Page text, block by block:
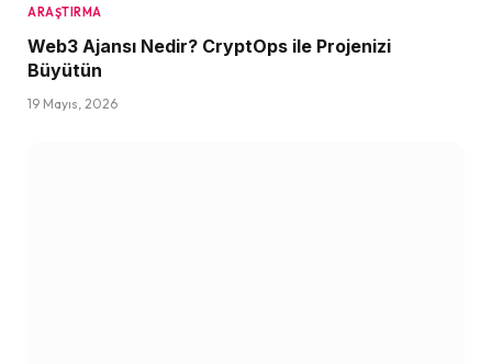
ARAŞTIRMA
Web3 Ajansı Nedir? CryptOps ile Projenizi
Büyütün
19 Mayıs, 2026